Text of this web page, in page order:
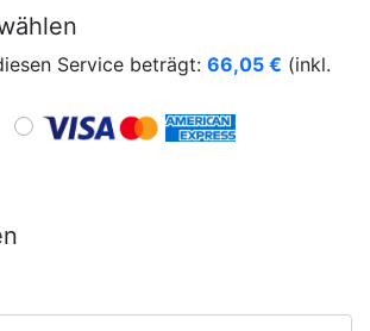
Service beträgt: 66,05 € (inkl.